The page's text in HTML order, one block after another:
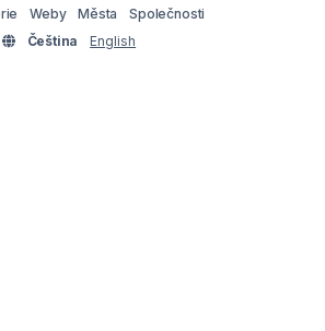
Weby Města
Společnosti
Čeština
English